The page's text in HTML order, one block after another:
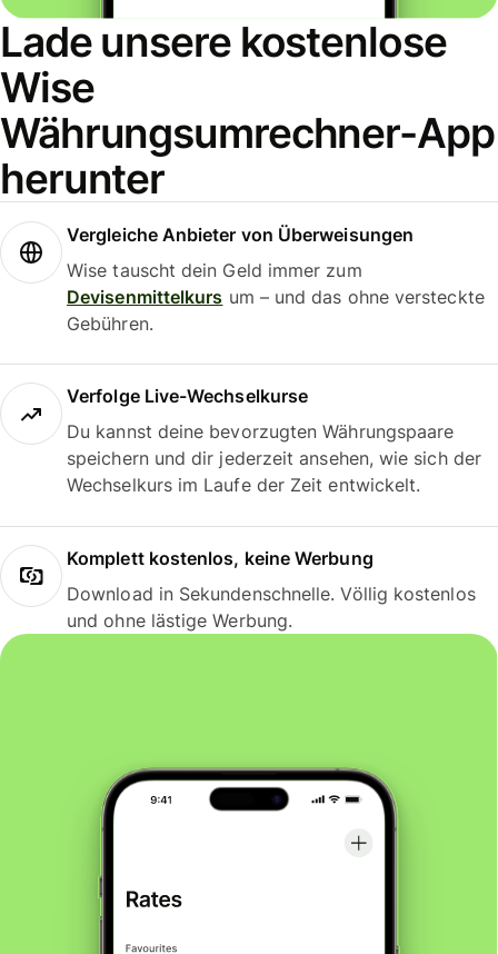
Lade unsere kostenlose
Wise
Währungsumrechner-App
herunter
Vergleiche Anbieter von Überweisungen
Wise tauscht dein Geld immer zum
Devisenmittelkurs um – und das ohne versteckte
Gebühren.
Verfolge Live-Wechselkurse
Du kannst deine bevorzugten Währungspaare
speichern und dir jederzeit ansehen, wie sich der
Wechselkurs im Laufe der Zeit entwickelt.
Komplett kostenlos, keine Werbung
Download in Sekundenschnelle. Völlig kostenlos
und ohne lästige Werbung.